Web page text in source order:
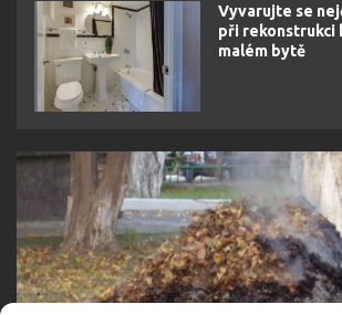
Vyvarujte se
při rekonstrukci
malém bytě